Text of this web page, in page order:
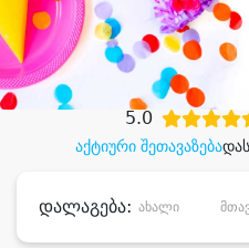
შეიძინე
დიდი
აქტიური შეთავაზება
5.0
დალაგება: ახალი